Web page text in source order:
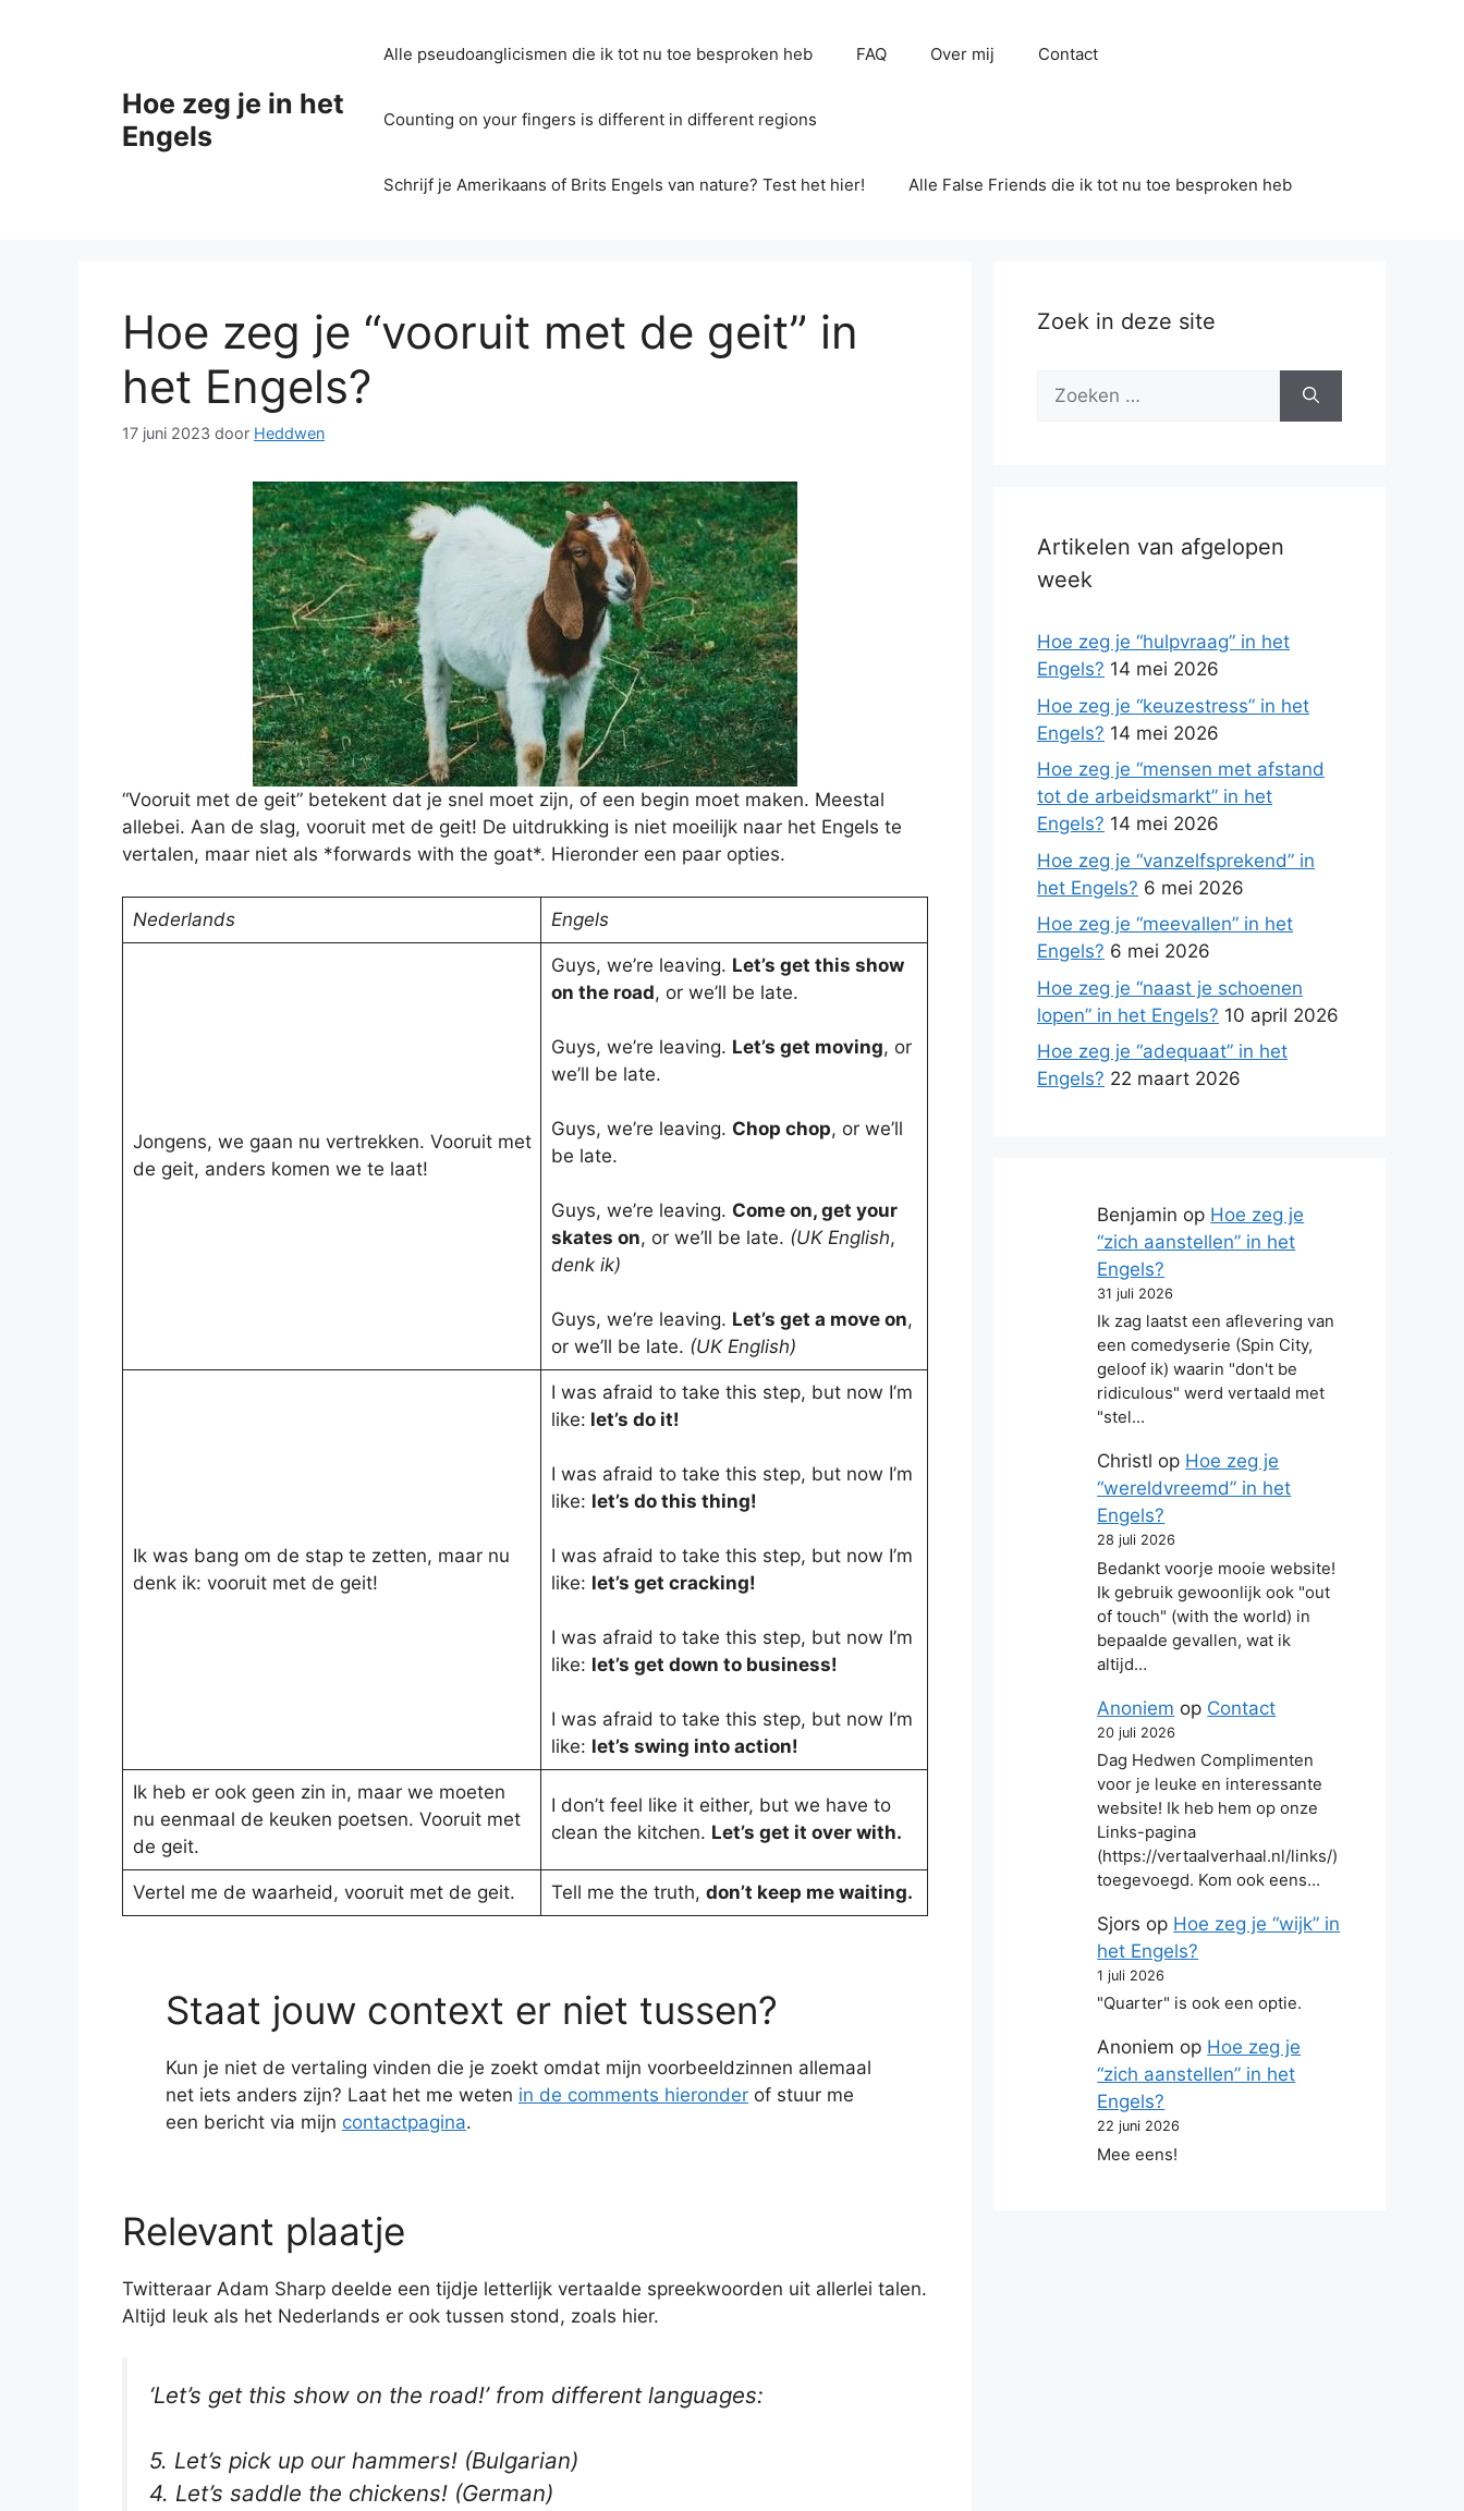
Hoe zeg je in het
Engels
Alle pseudoanglicismen die ik tot nu toe besproken heb FAQ Over mij Contact
Counting on your fingers is different in different regions
Schrijf je Amerikaans of Brits Engels van nature? Test het hier! Alle False Friends die ik tot nu toe besproken heb
Hoe zeg je “vooruit met de geit” in
het Engels?
17 juni 2023 door Heddwen
“Vooruit met de geit” betekent dat je snel moet zijn, of een begin moet maken. Meestal
allebei. Aan de slag, vooruit met de geit! De uitdrukking is niet moeilijk naar het Engels te
vertalen, maar niet als *forwards with the goat*. Hieronder een paar opties.
Nederlands Engels
Jongens, we gaan nu vertrekken. Vooruit met
de geit, anders komen we te laat!
Guys, we’re leaving. Let’s get this show
on the road, or we’ll be late.
Guys, we’re leaving. Let’s get moving, or
we’ll be late.
Guys, we’re leaving. Chop chop, or we’ll
be late.
Guys, we’re leaving. Come on, get your
skates on, or we’ll be late. (UK English,
denk ik)
Guys, we’re leaving. Let’s get a move on,
or we’ll be late. (UK English)
Ik was bang om de stap te zetten, maar nu
denk ik: vooruit met de geit!
I was afraid to take this step, but now I’m
like: let’s do it!
I was afraid to take this step, but now I’m
like: let’s do this thing!
I was afraid to take this step, but now I’m
like: let’s get cracking!
I was afraid to take this step, but now I’m
like: let’s get down to business!
I was afraid to take this step, but now I’m
like: let’s swing into action!
Ik heb er ook geen zin in, maar we moeten
nu eenmaal de keuken poetsen. Vooruit met
de geit.
I don’t feel like it either, but we have to
clean the kitchen. Let’s get it over with.
Vertel me de waarheid, vooruit met de geit. Tell me the truth, don’t keep me waiting.
Staat jouw context er niet tussen?
Kun je niet de vertaling vinden die je zoekt omdat mijn voorbeeldzinnen allemaal
net iets anders zijn? Laat het me weten in de comments hieronder of stuur me
een bericht via mijn contactpagina.
Relevant plaatje
Twitteraar Adam Sharp deelde een tijdje letterlijk vertaalde spreekwoorden uit allerlei talen.
Altijd leuk als het Nederlands er ook tussen stond, zoals hier.
‘Let’s get this show on the road!’ from different languages:
5. Let’s pick up our hammers! (Bulgarian)
4. Let’s saddle the chickens! (German)
Zoek in deze site
Zoek
Artikelen van afgelopen
week
Hoe zeg je “hulpvraag” in het
Engels? 14 mei 2026
Hoe zeg je “keuzestress” in het
Engels? 14 mei 2026
Hoe zeg je “mensen met afstand
tot de arbeidsmarkt” in het
Engels? 14 mei 2026
Hoe zeg je “vanzelfsprekend” in
het Engels? 6 mei 2026
Hoe zeg je “meevallen” in het
Engels? 6 mei 2026
Hoe zeg je “naast je schoenen
lopen” in het Engels? 10 april 2026
Hoe zeg je “adequaat” in het
Engels? 22 maart 2026
Benjamin op Hoe zeg je
“zich aanstellen” in het
Engels?
31 juli 2026
Ik zag laatst een aflevering van
een comedyserie (Spin City,
geloof ik) waarin "don't be
ridiculous" werd vertaald met
"stel…
Christl op Hoe zeg je
“wereldvreemd” in het
Engels?
28 juli 2026
Bedankt voorje mooie website!
Ik gebruik gewoonlijk ook "out
of touch" (with the world) in
bepaalde gevallen, wat ik
altijd…
Anoniem op Contact
20 juli 2026
Dag Hedwen Complimenten
voor je leuke en interessante
website! Ik heb hem op onze
Links-pagina
(https://vertaalverhaal.nl/links/)
toegevoegd. Kom ook eens…
Sjors op Hoe zeg je “wijk” in
het Engels?
1 juli 2026
"Quarter" is ook een optie.
Anoniem op Hoe zeg je
“zich aanstellen” in het
Engels?
22 juni 2026
Mee eens!